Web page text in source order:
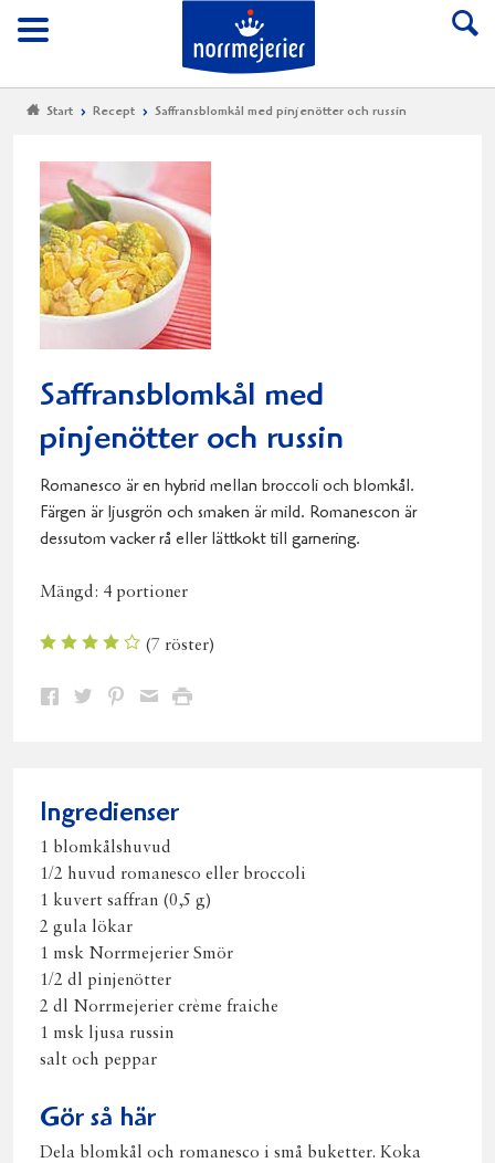
Meny
Till Norrmejerier
Start Recept Saffransblomkål med pinjenötter och russin
Saffransblomkål med
pinjenötter och russin
Romanesco är en hybrid mellan broccoli och blomkål.
Färgen är ljusgrön och smaken är mild. Romanescon är
dessutom vacker rå eller lättkokt till garnering.
Mängd: 4 portioner
(7 röster)
Dela Dela Dela DelaSkriv
Ingredienser
1 blomkålshuvud
1/2 huvud romanesco eller broccoli
1 kuvert saffran (0,5 g)
2 gula lökar
1 msk Norrmejerier Smör
1/2 dl pinjenötter
2 dl Norrmejerier crème fraiche
1 msk ljusa russin
salt och peppar
Gör så här
Dela blomkål och romanesco i små buketter. Koka